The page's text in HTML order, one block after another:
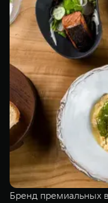
TANK 500
Веди за собой
от 6 499 000 ₽
TANK Финансы
Корпоративным
TANK ФИНАНСЫ
TANK Кредит
TANK Лизинг
TANK Страхование
Сервис
Специальные
Моторные масла
ЦИФРОВЫЕ СЕРВИСЫ
Цифровые сервисы
Подписки
Бренд премиальных